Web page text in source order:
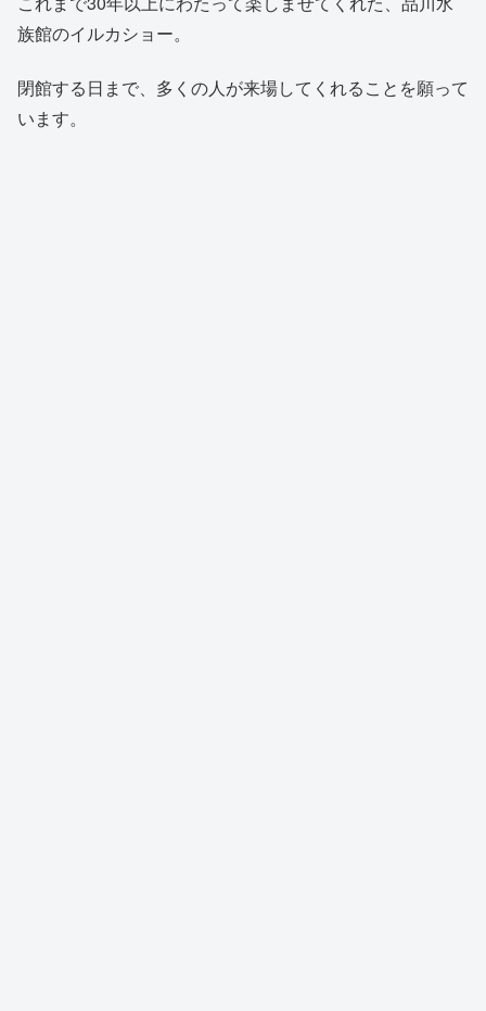
族館のイルカショー。
閉館する日まで、多くの人が来場してくれることを願って
います。